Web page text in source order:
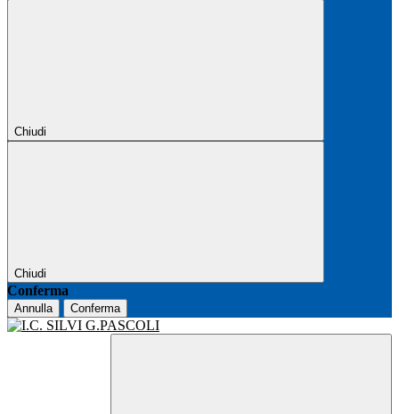
Chiudi
Chiudi
Conferma
Annulla Conferma